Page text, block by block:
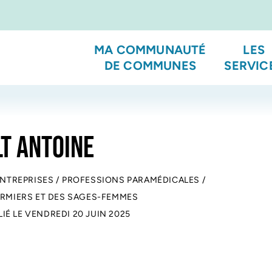
MA COMMUNAUTÉ
DE COMMUNES
LES
ANTOINE
/ PROFESSIONS PARAMÉDICALES /
ET DES SAGES-FEMMES
LEVENDREDI 20 JUIN 2025